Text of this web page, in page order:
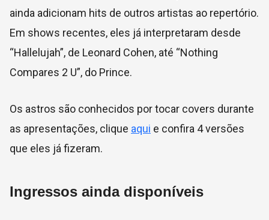
ainda adicionam hits de outros artistas ao repertório.
Em shows recentes, eles já interpretaram desde
“Hallelujah”, de Leonard Cohen, até “Nothing
Compares 2 U”, do Prince.
Os astros são conhecidos por tocar covers durante
as apresentações, clique aqui e confira 4 versões
que eles já fizeram.
Ingressos ainda disponíveis